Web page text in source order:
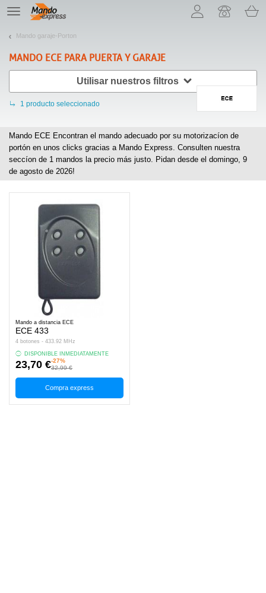
TE
navigation
Mando garaje-Porton
MANDO ECE PARA PUERTA Y GARAJE
Utilisar nuestros filtros
1 producto seleccionado
Mando ECE Encontran el mando adecuado por su motorizacíon de
portón en unos clicks gracias a Mando Express. Consulten nuestra
seccíon de 1 mandos la precio más justo. Pidan desde el domingo, 9
de agosto de 2026!
Mando a distancia ECE
ECE 433
4 botones - 433.92 MHz
DISPONIBLE INMEDIATAMENTE
23,70 €-27%
32,99 €
Compra express
¡Permítenos presentarte nuestras cookies!